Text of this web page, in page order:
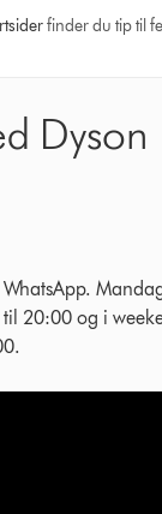
finder du tip til
Dyson
20:00 og i